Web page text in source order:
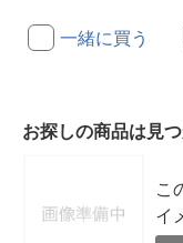
一緒に買う
お探しの商品は見
こ
イ